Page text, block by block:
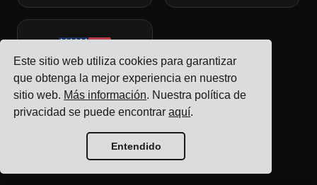
Este sitio web utiliza cookies para garantizar
que obtenga la mejor experiencia en nuestro
sitio web. Más información. Nuestra política de
privacidad se puede encontraraquí.
Entendido
Estados
Unidos
Ver página →